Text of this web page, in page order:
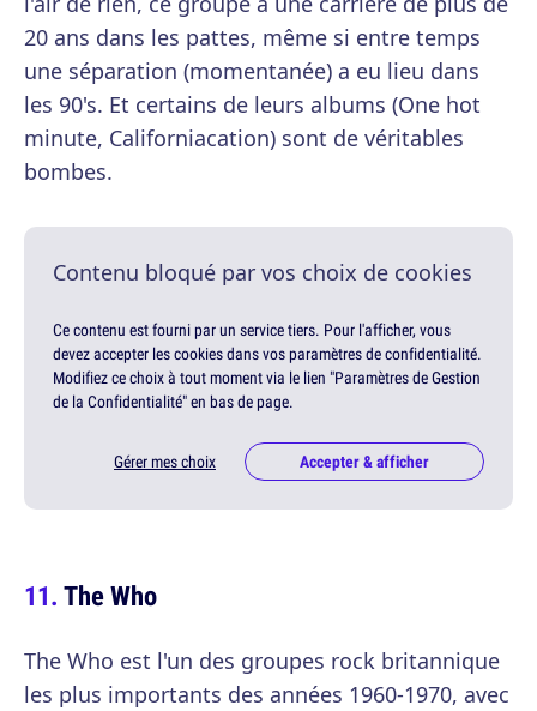
20 ans dans les pattes, même si entre temps
une séparation (momentanée) a eu lieu dans
les 90's. Et certains de leurs albums (One hot
minute, Californiacation) sont de véritables
bombes.
Contenu bloqué par vos choix de cookies
Ce contenu est fourni par un service tiers. Pour l'afficher, vous
devez accepter les cookies dans vos paramètres de confidentialité.
Modifiez ce choix à tout moment via le lien "Paramètres de Gestion
de la Confidentialité" en bas de page.
Gérer mes choix Accepter & afficher
The Who
The Who est l'un des groupes rock britannique
les plus importants des années 1960-1970, avec